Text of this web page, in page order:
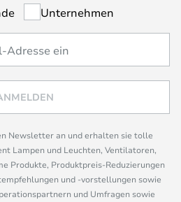
Unternehmen
Newsletter an und erhalten sie tolle
Lampen und Leuchten, Ventilatoren,
Produkte, Produktpreis-Reduzierungen
und -vorstellungen sowie
und Umfragen sowie